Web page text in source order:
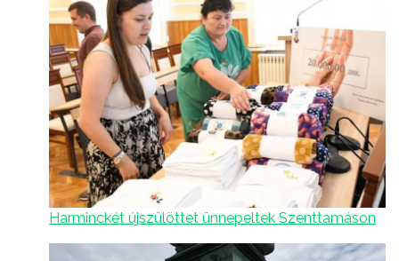
Harminckét újszülöttet ünnepeltek Szenttamáson